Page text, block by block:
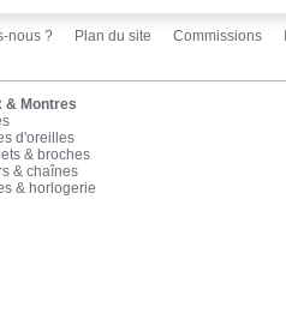
nous ? Plan du site Commissions
& Montres
d'oreilles
& broches
& chaînes
& horlogerie